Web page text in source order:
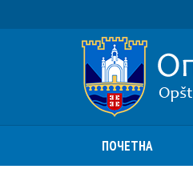
ПОЧЕТНА